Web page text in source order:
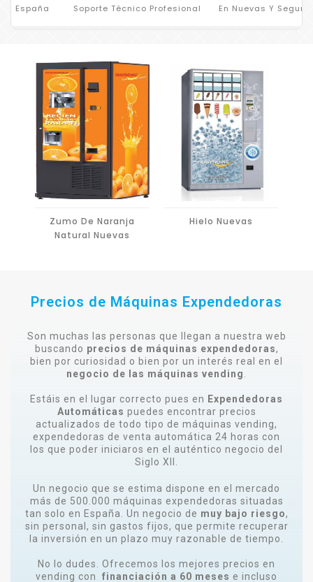
Envío Gratuito En España Soporte Técnico Profesional En
Zumo De Naranja
Natural Nuevas
Hielo Nuevas
Precios de Máquinas Expendedoras
Son muchas las personas que llegan a nuestra web
buscando precios de máquinas expendedoras,
bien por curiosidad o bien por un interés real en el
negocio de las máquinas vending
Estáis en el lugar correcto pues en Expendedoras
Automáticas puedes encontrar precios
actualizados de todo tipo de máquinas vending,
expendedoras de venta automática 24 horas con
los que poder iniciaros en el auténtico negocio del
Siglo XII.
Un negocio que se estima dispone en el mercado
más de 500.000 máquinas expendedoras situadas
tan solo en España. Un negocio de muy bajo riesgo,
sin personal, sin gastos fijos, que permite recuperar
la inversión en un plazo muy razonable de tiempo.
No lo dudes. Ofrecemos los mejores precios en
vending con financiación a 60 meses e incluso